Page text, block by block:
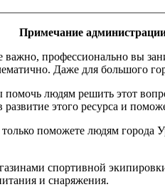
Примечание
профессионально вы
Даже для большого
помочь людям решить этот
этого ресурса и
поможете людям
спортивной
и снаряжения.